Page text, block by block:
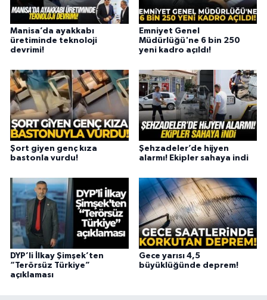
Manisa’da ayakkabı
üretiminde teknoloji
devrimi!
Emniyet Genel
Müdürlüğü'ne 6 bin 250
yeni kadro açıldı!
Şort giyen genç kıza
bastonla vurdu!
Şehzadeler’de hijyen
alarmı! Ekipler sahaya indi
DYP’li İlkay Şimşek’ten
“Terörsüz Türkiye”
açıklaması
Gece yarısı 4,5
büyüklüğünde deprem!